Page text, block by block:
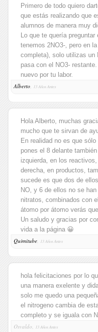
Primero de todo quiero
que estás realizando que
alumnos de manera muy
Lo que te quería
tenemos 2NO3-, pero en
completa), solo utilizas un
pasa con el NO3-
nuevo por tu labor.
Alberto, 13 Años Antes
Hola Alberto, muchas
mucho que te sirvan de
En realidad no es que
pones el 8 delante
izquierda, en los
derecha, en productos,
sucede es que dos de
NO, y 6 de ellos no se
nitratos, combinados con
átomo por átomo verás
Un saludo y gracias por
vida a la página 😀
Quimitube, 13 Años Antes
hola felicitaciones por lo
una manera exelente y
solo me quedo una
el nitrogeno cambia de
completo y se iguala con
Osvaldo,
13 Años Antes